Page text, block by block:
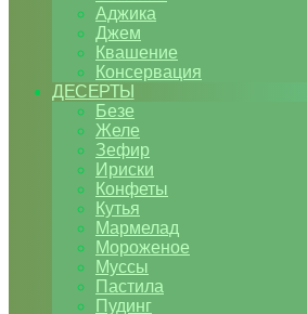
Аджика
Джем
Квашение
Консервация
ДЕСЕРТЫ
Безе
Желе
Зефир
Ириски
Конфеты
Кутья
Мармелад
Мороженое
Муссы
Пастила
Пудинг